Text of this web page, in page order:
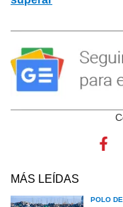
MÁS LEÍDAS
POLO